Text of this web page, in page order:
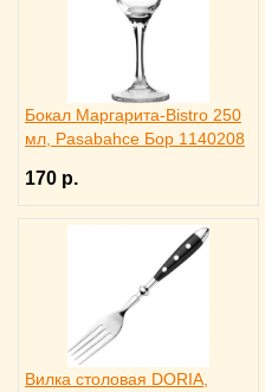
Бокал Маргарита-Bistro 250
мл, Pasabahce Бор 1140208
170 р.
Вилка столовая DORIA,